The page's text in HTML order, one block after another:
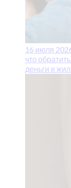
16 июля
что
деньги и